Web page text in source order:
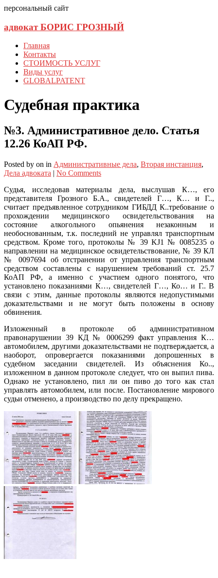
персональный сайт
адвокат БОРИС ГРОЗНЫЙ
Главная
Контакты
СТОИМОСТЬ УСЛУГ
Виды услуг
GLOBALPATENT
Судебная практика
№3. Административное дело. Статья
12.26 КоАП РФ.
Posted by on in Административные дела, Вторая инстанция,
Дела адвоката | No Comments
Судья, исследовав материалы дела, выслушав К…, его
представителя Грозного Б.А., свидетелей Г…, К… и Г..,
считает предъявленное сотрудником ГИБДД К..требование о
прохождении медицинского освидетельствования на
состояние алкогольного опьянения незаконным и
необоснованным, т.к. последний не управлял транспортным
средством. Кроме того, протоколы № 39 KJ1 № 0085235 о
направлении на медицинское освидетельствование, № 39 КЛ
№ 0097694 об отстранении от управления транспортным
средством составлены с нарушением требований ст. 25.7
КоАП РФ, а именно с участием одного понятого, что
установлено показаниями К…, свидетелей Г…, Ко… и Г.. В
связи с этим, данные протоколы являются недопустимыми
доказательствами и не могут быть положены в основу
обвинения.
Изложенный в протоколе об административном
правонарушении 39 КД № 0006299 факт управления К…
автомобилем, другими доказательствами не подтверждается, а
наоборот, опровергается показаниями допрошенных в
судебном заседании свидетелей. Из объяснения Ко..,
изложенном в данном протоколе следует, что он выпил пива.
Однако не установлено, пил ли он пиво до того как стал
управлять автомобилем, или после. Постановление мирового
судьи отменено, а производство по делу прекращено.